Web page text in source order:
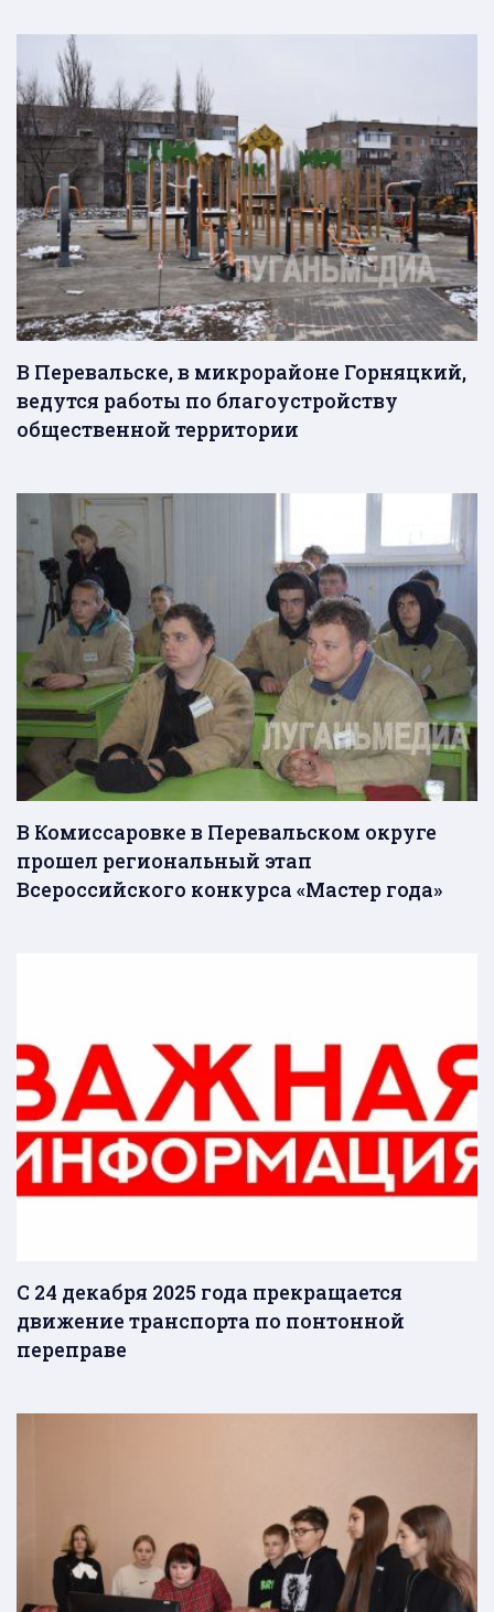
В Перевальске, в микрорайоне Горняцкий,
ведутся работы по благоустройству
общественной территории
В Комиссаровке в Перевальском округе
прошел региональный этап
Всероссийского конкурса «Мастер года»
С 24 декабря 2025 года прекращается
движение транспорта по понтонной
переправе